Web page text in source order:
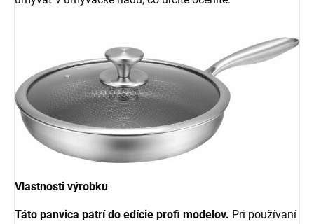
Vlastnosti výrobku
Táto panvica patrí do edície profi modelov. Pri používaní